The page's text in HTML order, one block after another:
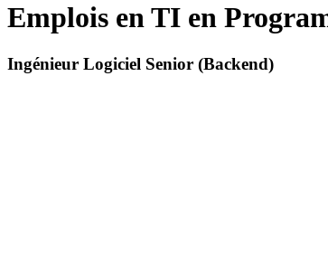
Emplois en TI en
Ingénieur Logiciel Senior (Backend)